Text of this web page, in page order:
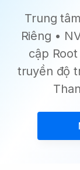
Trung
Riêng •
cập
truyền độ